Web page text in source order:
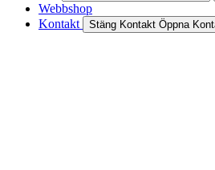
Webbshop
Kontakt
Stäng Kontakt Öppna